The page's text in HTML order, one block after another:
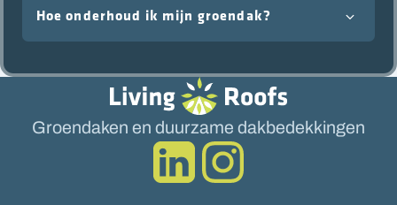
Hoe onderhoud ik mijn groendak?
Groendaken en duurzame dakbedekkingen